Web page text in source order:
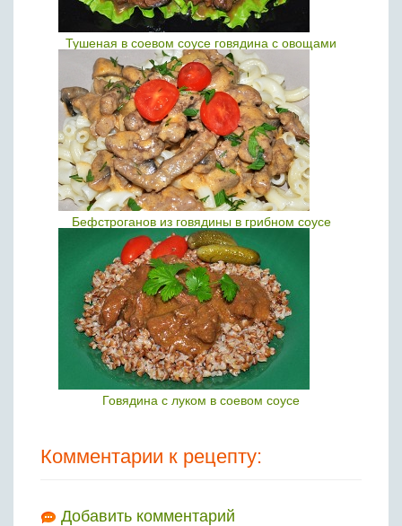
Тушеная в соевом соусе говядина с овощами
Бефстроганов из говядины в грибном соусе
Говядина с луком в соевом соусе
Комментарии к рецепту:
Добавить комментарий